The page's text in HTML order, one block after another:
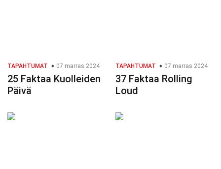
TAPAHTUMAT 07 marras 2024
25 Faktaa Kuolleiden
Päivä
TAPAHTUMAT 07 marras 2024
37 Faktaa Rolling
Loud